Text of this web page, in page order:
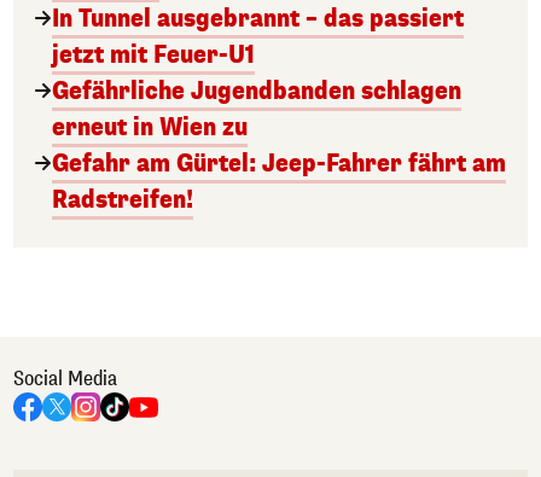
In Tunnel ausgebrannt – das passiert
jetzt mit Feuer-U1
Gefährliche Jugendbanden schlagen
erneut in Wien zu
Gefahr am Gürtel: Jeep-Fahrer fährt am
Radstreifen!
Social Media